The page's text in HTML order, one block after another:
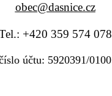
obec@dasnice.cz
+420 359 574 078
účtu: 5920391/0100